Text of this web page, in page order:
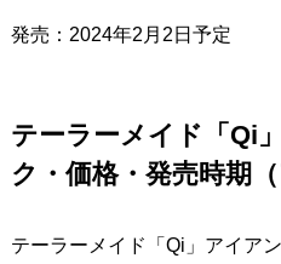
発売：2024年2月2日予定
テーラーメイド「Qi
ク・価格・発売時期（
テーラーメイド「Qi」アイア